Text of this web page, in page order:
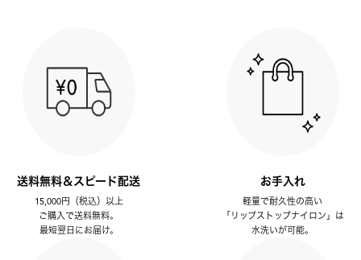
送料無料＆スピード配送
15,000円（税込）以上
ご購入で送料無料。
最短翌日にお届け。
お手入れ
軽量で耐久性の高い
「リップストップナイロン」は
水洗いが可能。